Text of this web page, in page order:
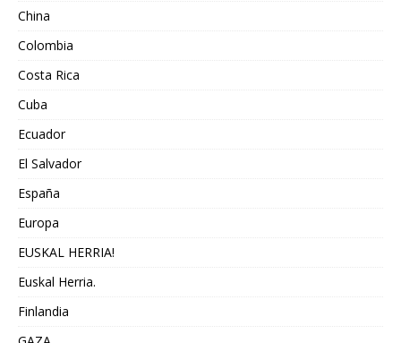
China
Colombia
Costa Rica
Cuba
Ecuador
El Salvador
España
Europa
EUSKAL HERRIA!
Euskal Herria.
Finlandia